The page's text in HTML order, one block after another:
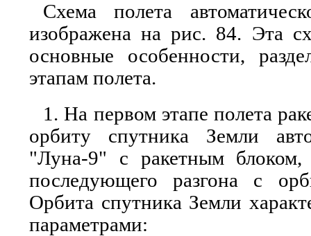
Схема полета
изображена на рис. 84. Эта
основные особенности,
этапам полета.
1. На первом этапе полета
орбиту спутника Земли
"Луна-9" с ракетным блоком,
последующего разгона с
Орбита спутника Земли
параметрами: